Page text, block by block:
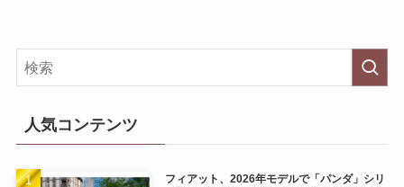
人気コンテンツ
フィアット、2026年モデルで「パンダ」シリ